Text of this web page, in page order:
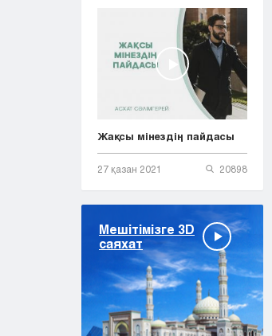
Жақсы мінездің пайдасы
27 қазан 2021 20898
Мешітімізге 3D
саяхат